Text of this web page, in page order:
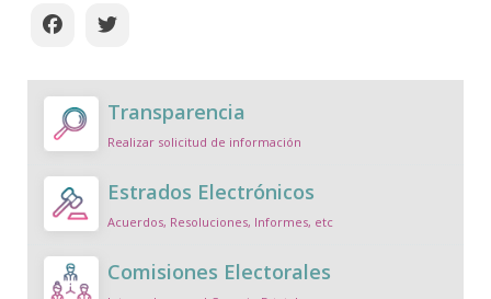
Transparencia
Realizar solicitud de información
Estrados Electrónicos
Acuerdos, Resoluciones, Informes, etc
Comisiones Electorales